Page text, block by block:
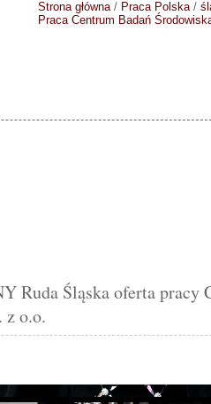
Strona główna/ Praca Polska/
Praca Centrum Badań
Ruda Śląska oferta pracy
z o.o.